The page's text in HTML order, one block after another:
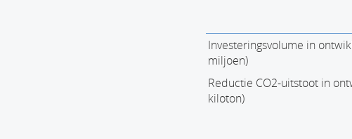
Investeringsvolume in
miljoen)
Reductie CO2-uitstoot in
kiloton)